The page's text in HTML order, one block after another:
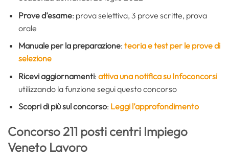
Prove d’esame: prova selettiva, 3 prove scritte, prova
orale
Manuale per la preparazione: teoria e test per le prove di
selezione
Ricevi aggiornamenti: attiva una notifica su Infoconcorsi
utilizzando la funzione segui questo concorso
Scopri di più sul concorso: Leggi l’approfondimento
Concorso 211 posti centri Impiego
Veneto Lavoro